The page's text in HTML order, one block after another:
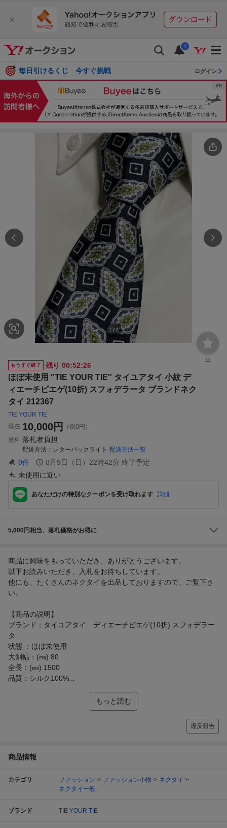
i
毎日引けるくじ 今すぐ挑戦 ログイン
1 /4
11
もうすぐ終了
残り 00:52:25
ほぼ未使用 ″TIE YOUR TIE″ タイユアタイ 小紋 デ
ィエーチピエゲ(10折) スフォデラータ ブランドネク
タイ 212367
TIE YOUR TIE
現在 10,000円
（税0円）
送料 落札者負担
配送方法 レターパックライト 配送方法一覧
0件 8月9日（日）22時42分 終了予定
未使用に近い
あなただけの特別なクーポンを受け取れます 詳細
5,000円相当、落札価格がお得に
商品に興味をもっていただき、ありがとうございます。
以下お読みいただき、入札をお待ちしています。
他にも、たくさんのネクタイを出品しておりますので、ご覧下さ
い。
【商品の説明】
ブランド：タイユアタイ ディエーチピエゲ(10折) スフォデラー
タ
状態 ：ほぼ未使用
大剣幅：(㎜) 80
全長：(㎜) 1500
品質：シルク100%...
もっと読む
違反報告
商品情報
カテゴリ ファッション ファッション小物
ネクタイ
ネクタイ一般
ブランド TIE YOUR TIE